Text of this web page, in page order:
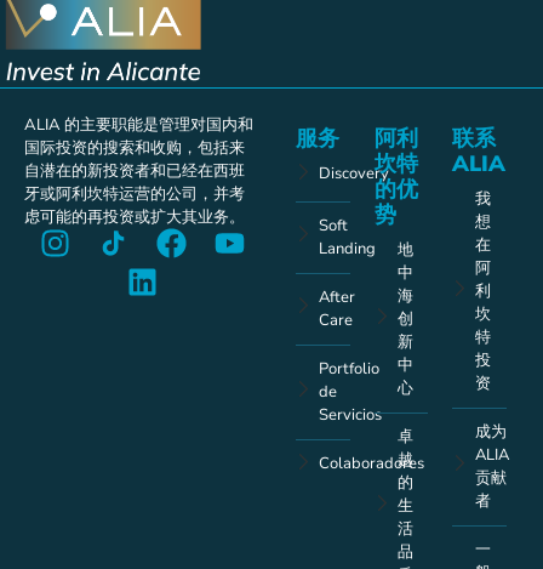
ALIA 的主要职能是管理对国内和
国际投资的搜索和收购，包括来
自潜在的新投资者和已经在西班
牙或阿利坎特运营的公司，并考
虑可能的再投资或扩大其业务。
服务
Discovery
Soft
Landing
After
Care
Portfolio
de
Servicios
Colaboradores
阿利
坎特
的优
势
地
中
海
创
新
中
心
卓
越
的
生
活
品
联系
ALIA
我
想
在
阿
利
坎
特
投
资
成为
ALIA
贡献
者
一